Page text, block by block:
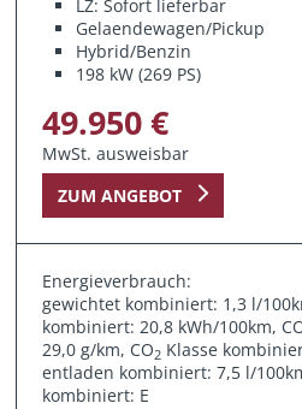
LZ: Sofort lieferbar
Gelaendewagen/Pickup
Hybrid/Benzin
198 kW (269 PS)
49.950 €
MwSt. ausweisbar
ZUM ANGEBOT
Energieverbrauch:
gewichtet kombiniert: 1,3 l/
kombiniert: 20,8 kWh/100km,
29,0 g/km, CO2 Klasse
entladen kombiniert: 7,5 l/
kombiniert: E